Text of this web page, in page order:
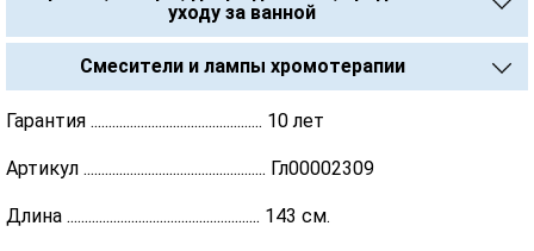
уходу за ванной
Смесители и лампы хромотерапии
Гарантия ................................................ 10 лет
Артикул ................................................... Гл00002309
Длина ...................................................... 143 см.